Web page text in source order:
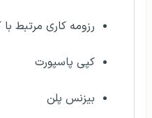
رزومه کاری مرتبط
کپی پاسپورت
بیزنس پلن